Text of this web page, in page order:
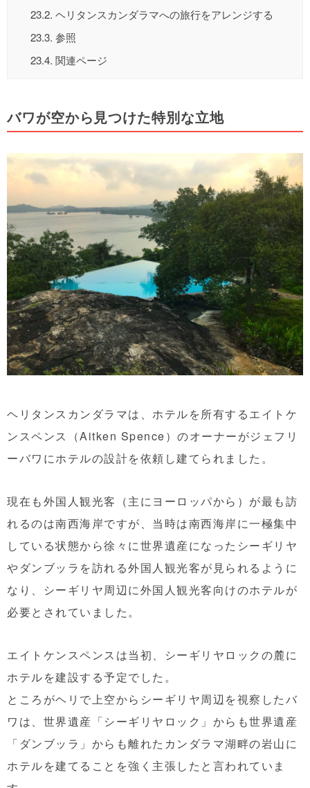
23.2. ヘリタンスカンダラマへの旅行をアレンジする
23.3. 参照
23.4. 関連ページ
バワが空から見つけた特別な立地
ヘリタンスカンダラマは、ホテルを所有するエイトケ
ンスペンス（Aitken Spence）のオーナーがジェフリ
ーバワにホテルの設計を依頼し建てられました。
現在も外国人観光客（主にヨーロッパから）が最も訪
れるのは南西海岸ですが、当時は南西海岸に一極集中
している状態から徐々に世界遺産になったシーギリヤ
やダンブッラを訪れる外国人観光客が見られるように
なり、シーギリヤ周辺に外国人観光客向けのホテルが
必要とされていました。
エイトケンスペンスは当初、シーギリヤロックの麓に
ホテルを建設する予定でした。
ところがヘリで上空からシーギリヤ周辺を視察したバ
ワは、世界遺産「シーギリヤロック」からも世界遺産
「ダンブッラ」からも離れたカンダラマ湖畔の岩山に
ホテルを建てることを強く主張したと言われていま